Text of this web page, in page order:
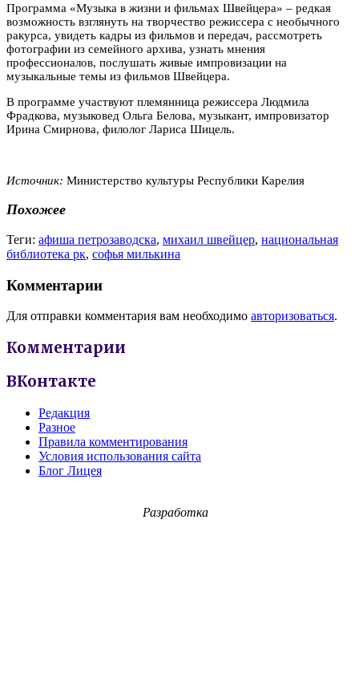
Программа «Музыка в жизни и фильмах Швейцера» – редкая
возможность взглянуть на творчество режиссера с необычного
ракурса, увидеть кадры из фильмов и передач, рассмотреть
фотографии из семейного архива, узнать мнения
профессионалов, послушать живые импровизации на
музыкальные темы из фильмов Швейцера.
В программе участвуют племянница режиссера Людмила
Фрадкова, музыковед Ольга Белова, музыкант, импровизатор
Ирина Смирнова, филолог Лариса Шицель.
Источник: Министерство культуры Республики Карелия
Похожее
Теги: афиша петрозаводска, михаил швейцер, национальная
библиотека рк, софья милькина
Комментарии
Для отправки комментария вам необходимо авторизоваться.
Комментарии
ВКонтакте
Редакция
Разное
Правила комментирования
Условия использования сайта
Блог Лицея
Разработка